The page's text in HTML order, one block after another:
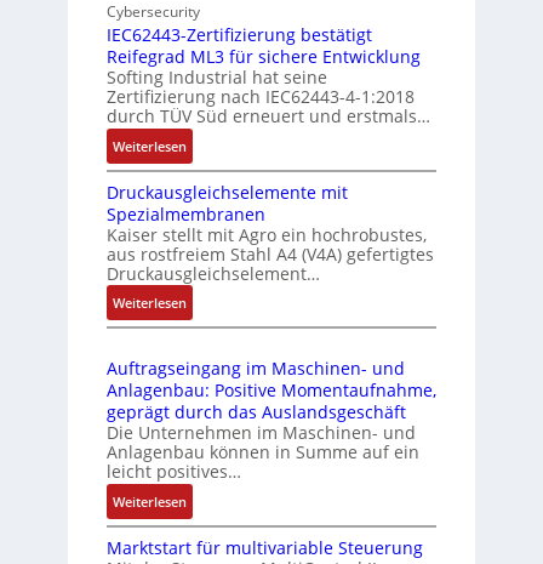
g
e
d
u
t
r
i
e
-
P
C
l
ä
s
s
s
i
c
h
f
l
e
x
i
b
i
f
u
n
k
m
o
d
u
l
e
b
r
i
n
e
n
4
G
u
n
Cybersecurity
IEC62443-Zertifizierung bestätigt
Reifegrad ML3 für sichere Entwicklung
Softing Industrial hat seine
Zertifizierung nach IEC62443-4-1:2018
durch TÜV Süd erneuert und erstmals…
Weiterlesen:
I
E
C
6
2
4
4
3
Z
e
r
t
i
i
Druckausgleichselemente mit
Spezialmembranen
Kaiser stellt mit Agro ein hochrobustes,
aus rostfreiem Stahl A4 (V4A) gefertigtes
Druckausgleichselement…
Weiterlesen:
D
u
c
k
a
u
s
g
l
e
Auftragseingang im Maschinen- und
Anlagenbau: Positive Momentaufnahme,
geprägt durch das Auslandsgeschäft
Die Unternehmen im Maschinen- und
Anlagenbau können in Summe auf ein
leicht positives…
Weiterlesen:
A
u
Marktstart für multivariable Steuerung